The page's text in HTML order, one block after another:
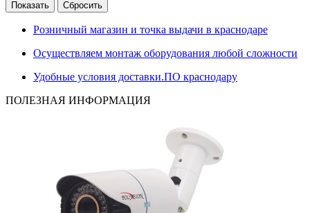
Розничный магазин и точка выдачи в краснодаре
Осуществляем монтаж оборудования любой сложности
Удобные условия доставки.ПО краснодару
ПОЛЕЗНАЯ ИНФОРМАЦИЯ